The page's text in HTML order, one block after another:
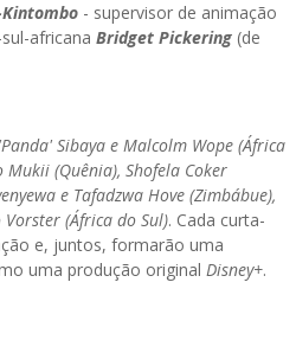
- supervisor de animação
africana Bridget Pickering (de
Sibaya e Malcolm Wope (África
Mukii (Quênia), Shofela Coker
e Tafadzwa Hove (Zimbábue),
Vorster (África do Sul). Cada curta-
e, juntos, formarão uma
uma produção original Disney+.